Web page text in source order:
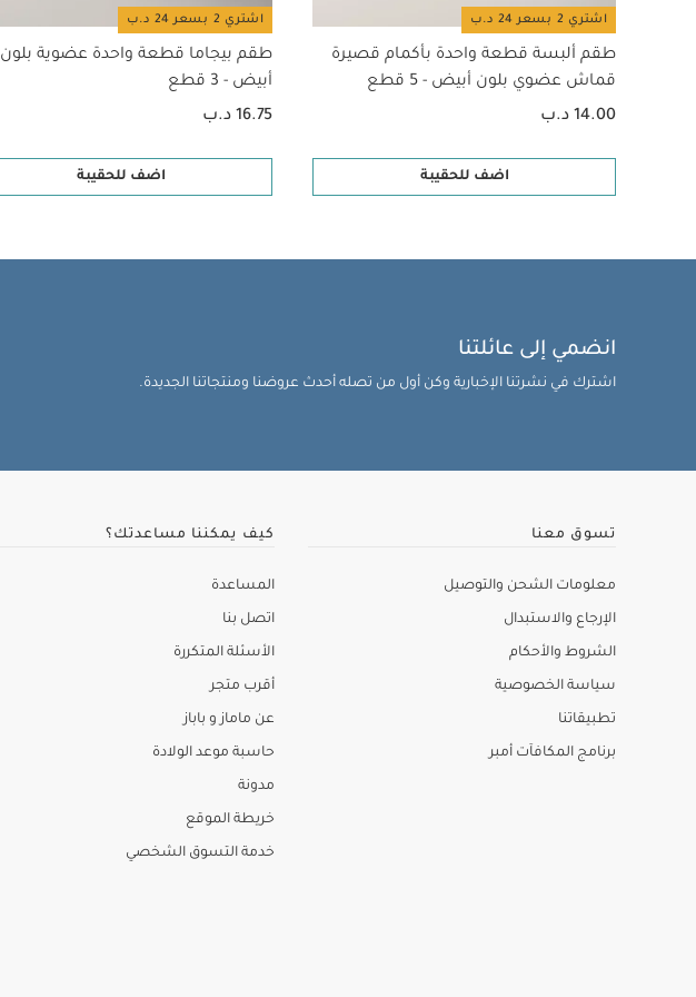
اشتري 2 بسعر 24 د.ب
طقم ألبسة قطعة واحدة بأكمام قصيرة
قماش عضوي بلون أبيض - 5 قطع
14.00 د.ب
اضف للحقيبة
اشتري 2 بسعر 24 د.ب
طقم بيجاما قطعة واحدة عضوية بلون
أبيض - 3 قطع
16.75 د.ب
اضف للحقيبة
انضمي إلى عائلتنا
اشترك في نشرتنا الإخبارية وكن أول من تصله أحدث عروضنا ومنتجاتنا الجديدة.
تسوق معنا
معلومات الشحن والتوصيل
الإرجاع والاستبدال
الشروط والأحكام
سياسة الخصوصية
تطبيقاتنا
برنامج المكافآت أمبر
كيف يمكننا مساعدتك؟
المساعدة
اتصل بنا
الأسئلة المتكررة
أقرب متجر
عن ماماز و باباز
حاسبة موعد الولادة
مدونة
خريطة الموقع
خدمة التسوق الشخصي